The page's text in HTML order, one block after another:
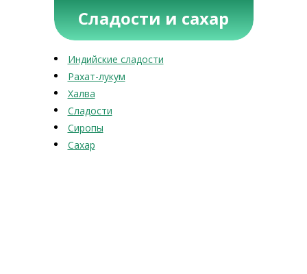
Сладости и сахар
Индийские сладости
Рахат-лукум
Халва
Сладости
Сиропы
Сахар